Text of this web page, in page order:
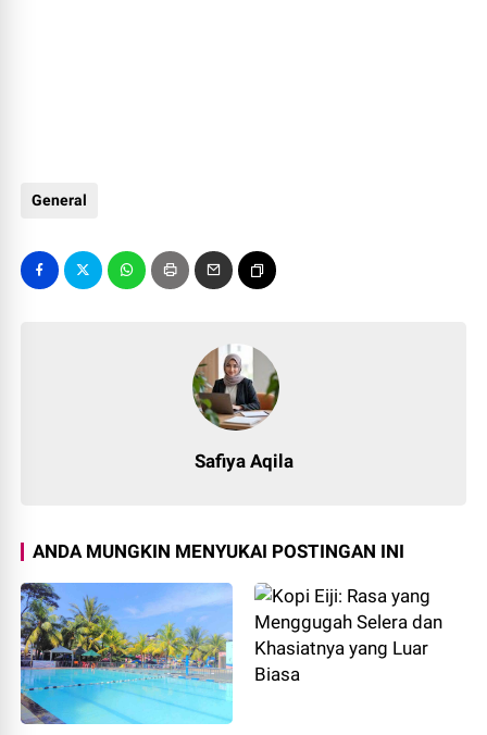
General
Safiya Aqila
ANDA MUNGKIN MENYUKAI POSTINGAN INI